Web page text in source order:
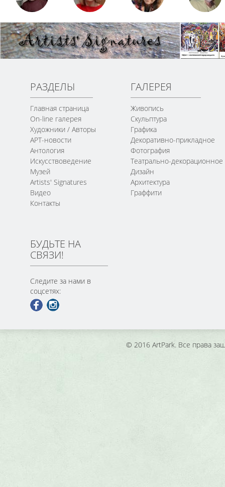
РАЗДЕЛЫ
Главная страница
On-line галерея
Художники / Авторы
АРТ-новости
Антология
Искусствоведение
Музей
Artists' Signatures
Видео
Контакты
ГАЛЕРЕЯ
Живопись
Скульптура
Графика
Декоративно-прикладное
Фотография
Театрально-декорационное
Дизайн
Архитектура
Граффити
БУДЬТЕ НА
СВЯЗИ!
Следите за нами в
соцсетях:
© 2016 ArtPark. Все права